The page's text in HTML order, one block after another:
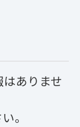
ありませ
。